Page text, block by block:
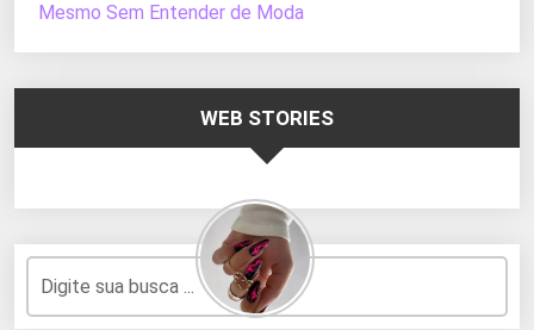
Mesmo Sem Entender de Moda
WEB STORIES